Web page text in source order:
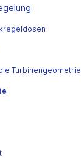
Turbinengeometrie